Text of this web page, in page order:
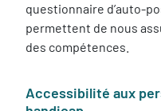
questionnaire d’auto-
permettent de nous
des compétences.
Accessibilité aux